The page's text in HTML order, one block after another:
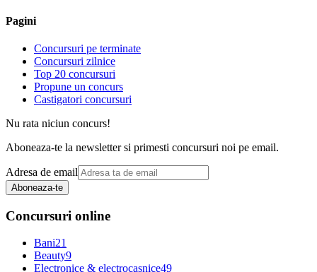
Pagini
Concursuri pe terminate
Concursuri zilnice
Top 20 concursuri
Propune un concurs
Castigatori concursuri
Nu rata niciun concurs!
Aboneaza-te la newsletter si primesti concursuri noi pe email.
Adresa de email
Aboneaza-te
Concursuri online
Bani21
Beauty9
Electronice & electrocasnice49